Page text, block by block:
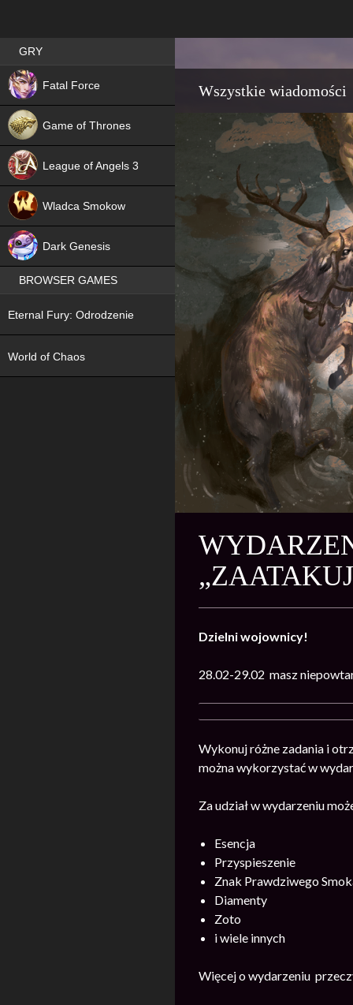
Wszystkie wiadomości
Dzielni wojownicy!
28.02-29.02 masz
Wykonuj różne zadania i
można wykorzystać w
Za udział wwydarzeniu
Esencja
Przyspieszenie
Znak Prawdziwego
Diamenty
Zoto
i wiele innych
Więcej o wydarzeniu
Best RPG games in Poland
GRY
Fatal Force
NEW
Game of Thrones
League of Angels 3
Wladca Smokow
Dark Genesis
BROWSER GAMES
Eternal Fury: Odrodzenie
NEW
World of Chaos